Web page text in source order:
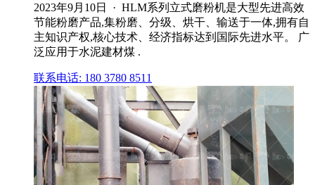
2023年9月10日 · HLM系列立式磨粉机是大型先进高效
节能粉磨产品,集粉磨、分级、烘干、输送于一体,拥有自
主知识产权,核心技术、经济指标达到国际先进水平。 广
泛应用于水泥建材煤 .
联系电话: 180 3780 8511